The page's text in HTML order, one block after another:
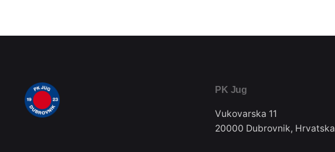
PK Jug
Vukovarska 11
20000 Dubrovnik, Hrvatska